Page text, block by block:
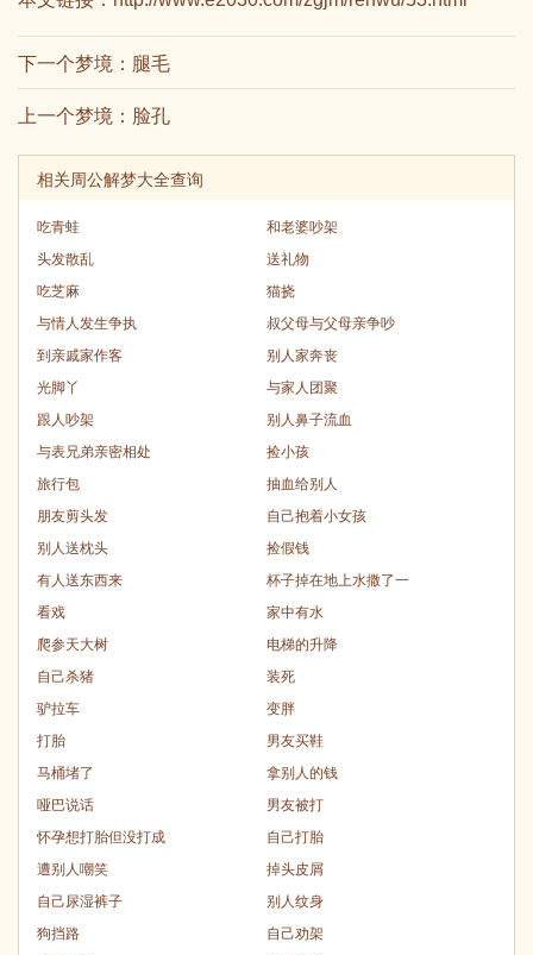
下一个梦境： 腿毛
上一个梦境： 脸孔
相关周公解梦大全查询
吃青蛙
和老婆吵架
头发散乱
送礼物
吃芝麻
猫挠
与情人发生争执
叔父母与父母亲争吵
到亲戚家作客
别人家奔丧
光脚丫
与家人团聚
跟人吵架
别人鼻子流血
与表兄弟亲密相处
捡小孩
旅行包
抽血给别人
朋友剪头发
自己抱着小女孩
别人送枕头
捡假钱
有人送东西来
杯子掉在地上水撒了一
看戏
家中有水
爬参天大树
电梯的升降
自己杀猪
装死
驴拉车
变胖
打胎
男友买鞋
马桶堵了
拿别人的钱
哑巴说话
男友被打
怀孕想打胎但没打成
自己打胎
遭别人嘲笑
掉头皮屑
自己尿湿裤子
别人纹身
狗挡路
自己劝架